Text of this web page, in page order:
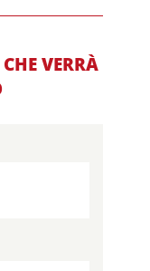
VERRÀ